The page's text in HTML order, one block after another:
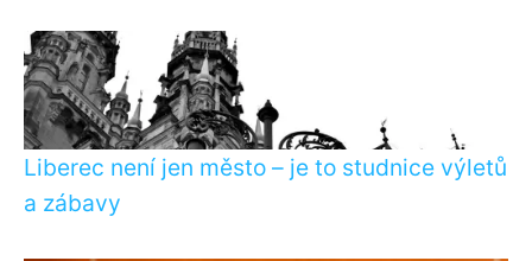
Liberec není jen město – je to studnice výletů
a zábavy